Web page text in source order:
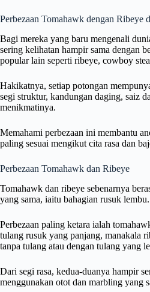
Perbezaan Tomahawk dengan Ribeye
Bagi mereka yang baru mengenali
sering kelihatan hampir sama dengan
popular lain seperti ribeye, cowboy
Hakikatnya, setiap potongan
segi struktur, kandungan daging, saiz
menikmatinya.
Memahami perbezaan ini membantu
paling sesuai mengikut cita rasa dan
Perbezaan Tomahawk dan Ribeye
Tomahawk dan ribeye sebenarnya
yang sama, iaitu bahagian rusuk lembu.
Perbezaan paling ketara ialah
tulang rusuk yang panjang, manakala
tanpa tulang atau dengan tulang yang
Dari segi rasa, kedua-duanya hampir
menggunakan otot dan marbling yang